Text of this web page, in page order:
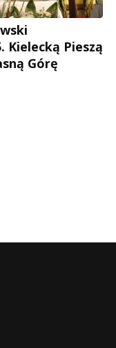
Kielecką Pieszą
Górę